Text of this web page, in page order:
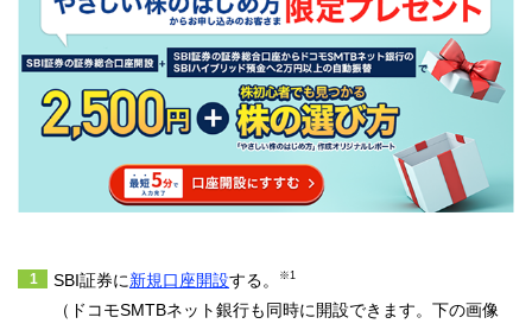
SBI証券に新規口座開設する。 ※1
（ドコモSMTBネット銀行も同時に開設できます。下の画像